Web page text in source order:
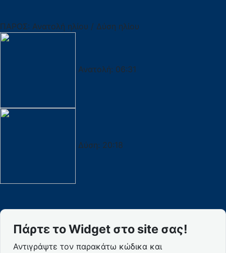
ΠΑΡΟΣ: Ανατολή ηλίου / Δύση ηλίου
Ανατολή: 06:31
Δύση: 20:18
Πάρτε το Widget στο site σας!
Αντιγράψτε τον παρακάτω κώδικα και